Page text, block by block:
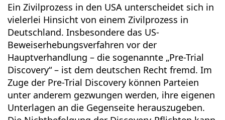
Ein Zivilprozess in den USA unterscheidet sich in
vielerlei Hinsicht von einem Zivilprozess in
Deutschland. Insbesondere das US-
Beweiserhebungsverfahren vor der
Hauptverhandlung – die sogenannte „Pre-Trial
Discovery“ – ist dem deutschen Recht fremd. Im
Zuge der Pre-Trial Discovery können Parteien
unter anderem gezwungen werden, ihre eigenen
Unterlagen an die Gegenseite herauszugeben.